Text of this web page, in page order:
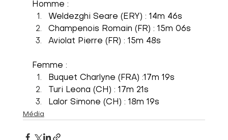
Homme :
Weldezghi Seare (ERY) : 14m 46s
Champenois Romain (FR) : 15m 06s
Aviolat Pierre (FR) : 15m 48s
Femme :
Buquet Charlyne (FRA) :17m 19s
Turi Leona (CH) : 17m 21s
Lalor Simone (CH) : 18m 19s
Média